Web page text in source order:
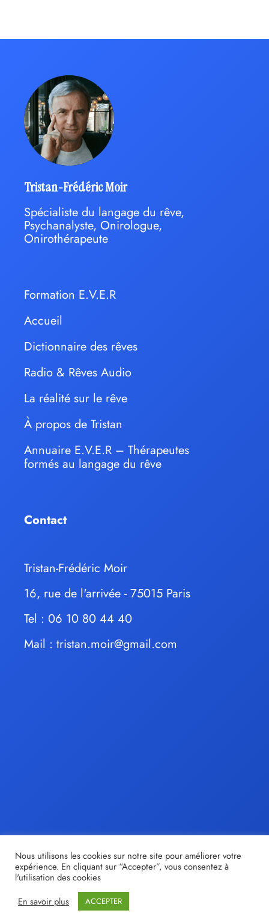
Tristan-Frédéric Moir
Spécialiste du langage du rêve,
Psychanalyste, Onirologue,
Onirothérapeute
Formation E.V.E.R
Accueil
Dictionnaire des rêves
Radio & Rêves Audio
La réalité sur le rêve
À propos de Tristan
Annuaire E.V.E.R – Thérapeutes
formés au langage du rêve
Contact
Tristan-Frédéric Moir
16, rue de l'arrivée - 75015 Paris
Tel : 06 10 80 44 40
Mail : tristan.moir@gmail.com
© tristan-moir.fr |Share out
Nous utilisons les cookies sur notre site pour améliorer votre
expérience. En cliquant sur “Accepter”, vous consentez à
l'utilisation des cookies
En savoir plus
ACCEPTER